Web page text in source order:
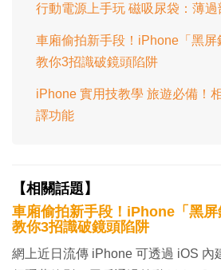
行動電源上手玩 磁吸尿袋：薄過
車廂偷拍新手段！iPhone「黑
教你3招識破鏡頭陷阱
iPhone 實用技教學 旅遊必備！
譯功能
【相關話題】
車廂偷拍新手段！iPhone「黑
教你3招識破鏡頭陷阱
網上近日流傳 iPhone 可透過 iOS 內